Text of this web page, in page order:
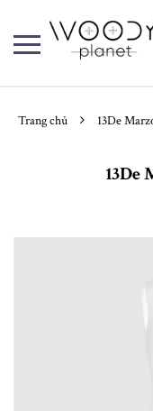
Trang chủ 13De
13De